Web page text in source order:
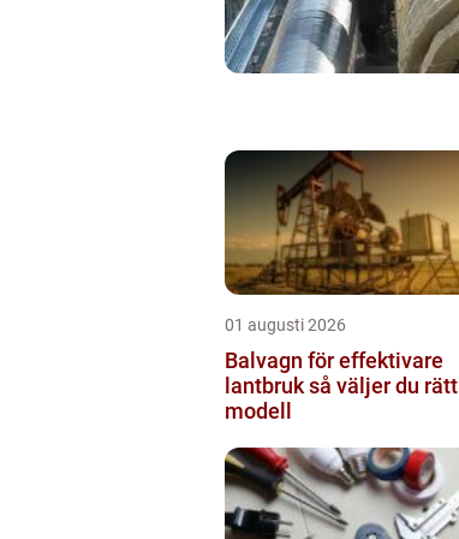
01 augusti 2026
Balvagn för effektivare
lantbruk så väljer du rätt
modell